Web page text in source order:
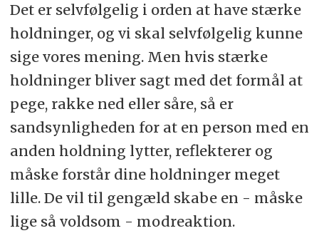
Det er selvfølgelig i orden at have stærke
holdninger, og vi skal selvfølgelig kunne
sige vores mening. Men hvis stærke
holdninger bliver sagt med det formål at
pege, rakke ned eller såre, så er
sandsynligheden for at en person med en
anden holdning lytter, reflekterer og
måske forstår dine holdninger meget
lille. De vil til gengæld skabe en - måske
lige så voldsom - modreaktion.